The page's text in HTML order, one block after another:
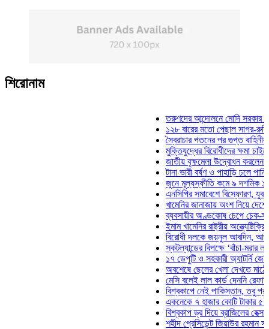
শিরোনাম
তরুণদের আন্দোলনে মোদি সরকার দুর্বল
১২৮ বারের মতো পেছাল সাগর-রুনি
স্বৈরাচার পতনের পর গুপ্ত বাহিনীর
মুক্তিযুদ্ধের বিরোধীদের ক্ষমা চাইতে
জাতীয় বৃক্ষমেলা উদ্বোধন করলেন
টানা ভারী বর্ষণ ও পাহাড়ি ঢলে পানিবন্দি
জুনে মূল্যস্ফীতি কমে ৯ দশমিক ১৬
এনসিপির সমাবেশে বিস্ফোরণ,
খামেনির জানাজায় অংশ নিয়ে দেশে
ব্যবসায়ীর অণ্ডকোষ চেপে চেক-
ইমাম খামেনির রাষ্ট্রীয়
বিরোধী দলকে জয়নুল আবদিন, আপনারা
স্কটল্যান্ডের বিপক্ষে ‘বাঁচা-মরার
১৭ ডেপুটি ও সহকারী অ্যাটর্নি
অবশেষে ছেলের খেলা দেখতে মাঠে
মেসি বলেই লাল কার্ড দেননি রেফারি!
বিশ্বকাপে নেই পাকিস্তান, তবু
একনেকে ৭ হাজার কোটি টাকার ৫
বিশ্বকাপ ড্র দিয়ে ব্রাজিলের হেক্সা
শহীদ প্রেসিডেন্ট জিয়াউর রহমান